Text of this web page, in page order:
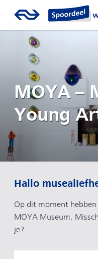
MOYA –
Young
Hallo
Op dit moment
MOYA Museum.
je?